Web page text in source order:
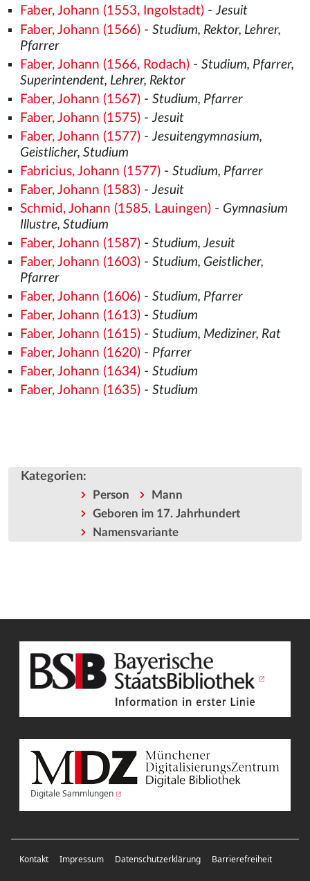
Faber, Johann (1553, Ingolstadt)-Jesuit
Faber, Johann (1566)- Studium, Rektor, Lehrer,
Pfarrer
Faber, Johann (1566, Rodach)- Studium, Pfarrer,
Superintendent, Lehrer, Rektor
Faber, Johann (1567)- Studium, Pfarrer
Faber, Johann (1575)- Jesuit
Faber, Johann (1577)- Jesuitengymnasium,
Geistlicher, Studium
Fabricius, Johann (1577)- Studium, Pfarrer
Faber, Johann (1583)-Jesuit
Schmid, Johann (1585, Lauingen)- Gymnasium
Illustre, Studium
Faber, Johann (1587)- Studium, Jesuit
Faber, Johann (1603)- Studium, Geistlicher,
Pfarrer
Faber, Johann (1606)- Studium, Pfarrer
Faber, Johann (1613)- Studium
Faber, Johann (1615)- Studium, Mediziner, Rat
Faber, Johann (1620)- Pfarrer
Faber, Johann (1634)- Studium
Faber, Johann (1635)- Studium
Kategorien:
Person
Mann
Geboren im 17. Jahrhundert
Namensvariante
Digitale Sammlungen
Kontakt Impressum Datenschutzerklärung Barrierefreiheit